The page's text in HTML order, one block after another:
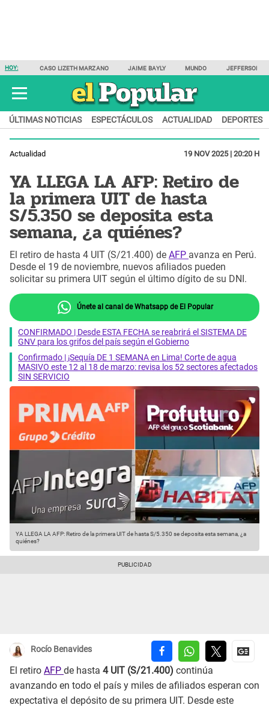
HOY: CASO LIZETH MARZANO JAIME BAYLY MUNDO JEFFERSON
ÚLTIMAS NOTICIAS ESPECTÁCULOS ACTUALIDAD DEPORTES
Actualidad 19 NOV 2025 | 20:20 H
YA LLEGA LA AFP: Retiro de
la primera UIT de hasta
S/5.350 se deposita esta
semana, ¿a quiénes?
El retiro de hasta 4 UIT (S/21.400) de AFP avanza en Perú.
Desde el 19 de noviembre, nuevos afiliados pueden
solicitar su primera UIT según el último dígito de su DNI.
Únete al canal de Whatsapp de El Popular
CONFIRMADO | Desde ESTA FECHA se reabrirá el SISTEMA DE
GNV para los grifos del país según el Gobierno
Confirmado | ¡Sequía DE 1 SEMANA en Lima! Corte de agua
MASIVO este 12 al 18 de marzo: revisa los 52 sectores afectados
SIN SERVICIO
YA LLEGA LA AFP: Retiro de la primera UIT de hasta S/5.350 se deposita esta semana, ¿a
quiénes?
Rocío Benavides
El retiro AFP de hasta 4 UIT (S/21.400) continúa
avanzando en todo el país y miles de afiliados esperan con
expectativa el depósito de su primera UIT. Desde este